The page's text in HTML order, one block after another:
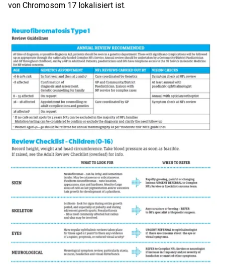
von Chromosom 17 lokalisiert ist.